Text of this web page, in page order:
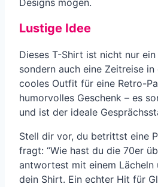
Lustige Idee
Dieses T-Shirt ist nicht nur
sondern auch eine Zeitreise
cooles Outfit für eine Retro-
humorvolles Geschenk – es
und ist der ideale
Stell dir vor, du betrittst eine
fragt: “Wie hast du die 70er
antwortest mit einem
dein Shirt. Ein echter Hit für